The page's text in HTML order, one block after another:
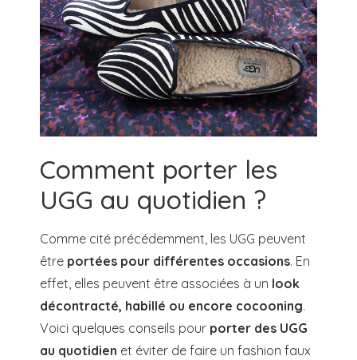
Comment porter les
UGG au quotidien ?
Comme cité précédemment, les UGG peuvent
être portées pour différentes occasions. En
effet, elles peuvent être associées à un look
décontracté, habillé ou encore cocooning.
Voici quelques conseils pour porter des UGG
au quotidien et éviter de faire un fashion faux